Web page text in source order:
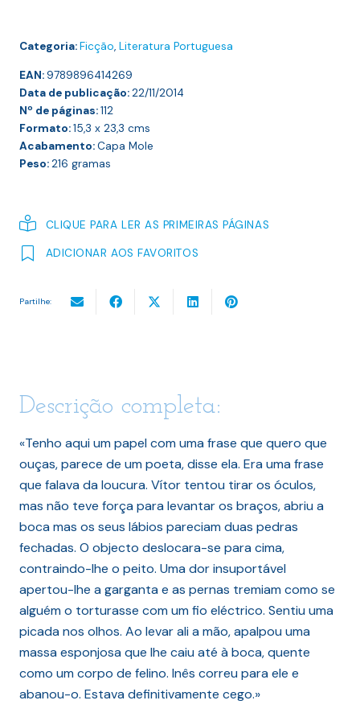
Categoria:Ficção, Literatura Portuguesa
EAN:9789896414269
Data de publicação:22/11/2014
Nº de páginas:112
Formato:15,3 x 23,3 cms
Acabamento:Capa Mole
Peso:216 gramas
CLIQUE PARA LER AS PRIMEIRAS PÁGINAS
ADICIONAR AOS FAVORITOS
Partilhe:
Descrição completa:
«Tenho aqui um papel com uma frase que quero que
ouças, parece de um poeta, disse ela. Era uma frase
que falava da loucura. Vítor tentou tirar os óculos,
mas não teve força para levantar os braços, abriu a
boca mas os seus lábios pareciam duas pedras
fechadas. O objecto deslocara-se para cima,
contraindo-lhe o peito. Uma dor insuportável
apertou-lhe a garganta e as pernas tremiam como se
alguém o torturasse com um fio eléctrico. Sentiu uma
picada nos olhos. Ao levar ali a mão, apalpou uma
massa esponjosa que lhe caiu até à boca, quente
como um corpo de felino. Inês correu para ele e
abanou-o. Estava definitivamente cego.»